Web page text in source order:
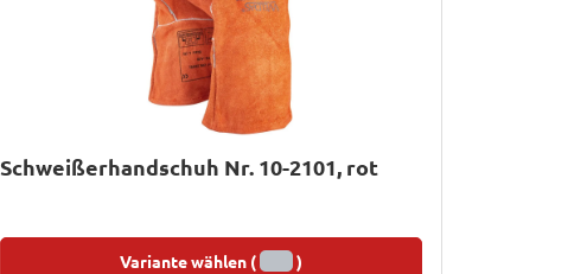
Schweißerhandschuh Nr. 10-2101, rot
Variante wählen ( )